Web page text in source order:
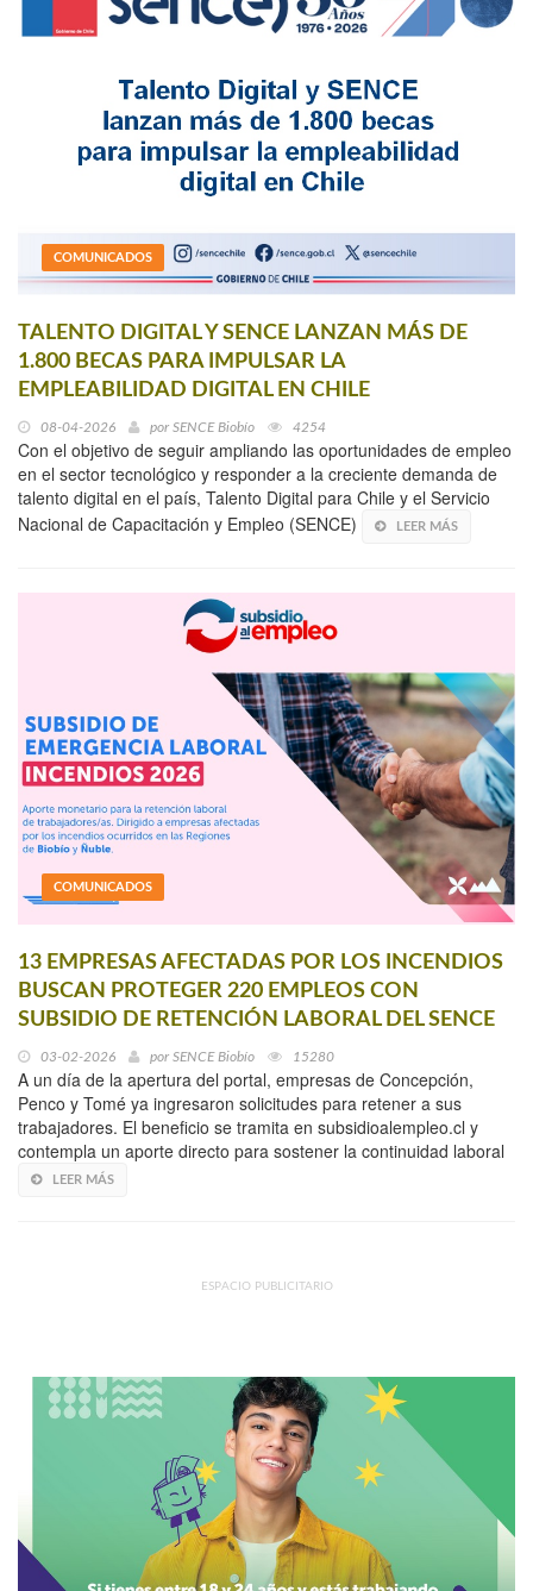
COMUNICADOS
TALENTO DIGITAL Y SENCE LANZAN MÁS DE
1.800 BECAS PARA IMPULSAR LA
EMPLEABILIDAD DIGITAL EN CHILE
08-04-2026 por SENCE Biobío 4254
Con el objetivo de seguir ampliando las oportunidades de empleo
en el sector tecnológico y responder a la creciente demanda de
talento digital en el país, Talento Digital para Chile y el Servicio
Nacional de Capacitación y Empleo (SENCE)
LEER MÁS
COMUNICADOS
13 EMPRESAS AFECTADAS POR LOS INCENDIOS
BUSCAN PROTEGER 220 EMPLEOS CON
SUBSIDIO DE RETENCIÓN LABORAL DEL SENCE
03-02-2026 por SENCE Biobío 15280
A un día de la apertura del portal, empresas de Concepción,
Penco y Tomé ya ingresaron solicitudes para retener a sus
trabajadores. El beneficio se tramita en subsidioalempleo.cl y
contempla un aporte directo para sostener la continuidad laboral
LEER MÁS
ESPACIO PUBLICITARIO